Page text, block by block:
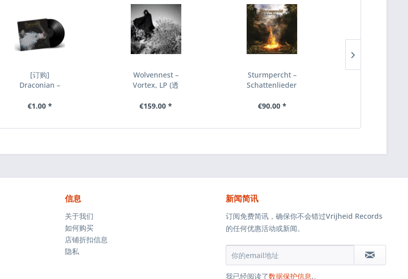
[订购]
Draconian ‎–
Godless Veil,
€1.00 *
Wolvennest ‎–
Vortex, LP (透
€159.00 *
Sturmpercht ‎–
Schattenlieder,
€90.00 *
信息
关于我们
如何购买
店铺折扣信息
隐私
新闻简讯
订阅免费简讯，确保你不会错过Vrijheid Records
的任何优惠活动或新闻。
我已经阅读了数据保护信息.。